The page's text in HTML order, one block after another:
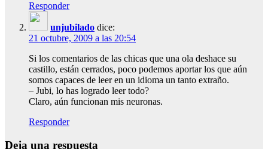
Responder
unjubilado dice:
21 octubre, 2009 a las 20:54
Si los comentarios de las chicas que una ola deshace su
castillo, están cerrados, poco podemos aportar los que aún
somos capaces de leer en un idioma un tanto extraño.
– Jubi, lo has logrado leer todo?
Claro, aún funcionan mis neuronas.
Responder
Deja una respuesta